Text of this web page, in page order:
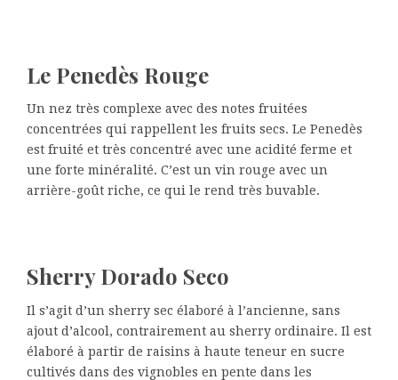
Le Penedès Rouge
Un nez très complexe avec des notes fruitées
concentrées qui rappellent les fruits secs. Le Penedès
est fruité et très concentré avec une acidité ferme et
une forte minéralité. C’est un vin rouge avec un
arrière-goût riche, ce qui le rend très buvable.
Sherry Dorado Seco
Il s’agit d’un sherry sec élaboré à l’ancienne, sans
ajout d’alcool, contrairement au sherry ordinaire. Il est
élaboré à partir de raisins à haute teneur en sucre
cultivés dans des vignobles en pente dans les